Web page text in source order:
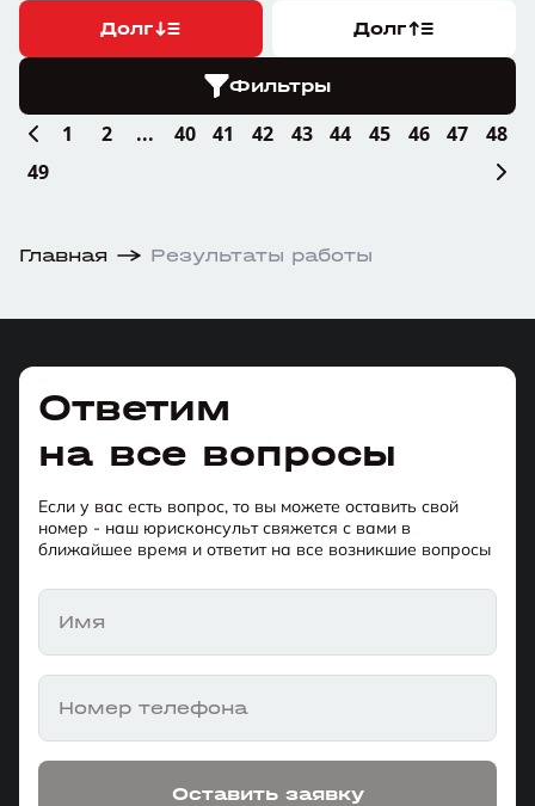
Долг Долг
Фильтры
1 2 ... 40 41 42 43 44 45 46 47
48
49
Главная Результаты работы
Ответим
на все вопросы
Если у вас есть вопрос, то вы можете оставить свой
номер - наш юрисконсульт свяжется с вами в
ближайшее время и ответит на все возникшие вопросы
Имя
Номер телефона
Оставить заявку